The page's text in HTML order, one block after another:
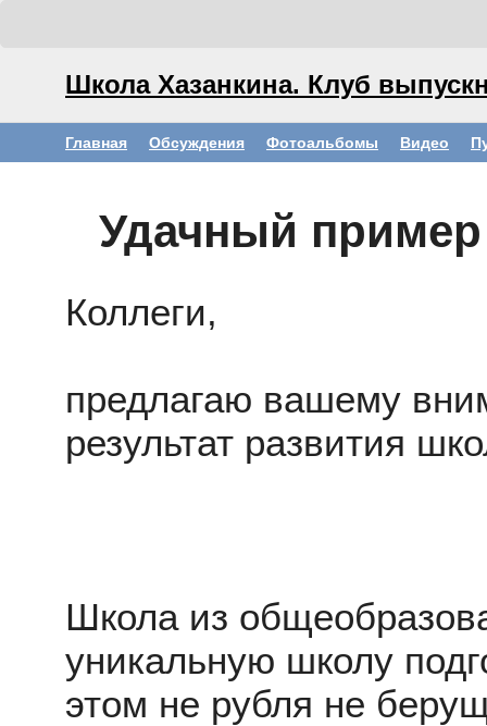
Школа Хазанкина. Клуб
Главная Обсуждения Фотоальбомы Видео
Удачный
Коллеги,
предлагаю вашему
результат развития
Школа из
уникальную школу
этом не рубля не